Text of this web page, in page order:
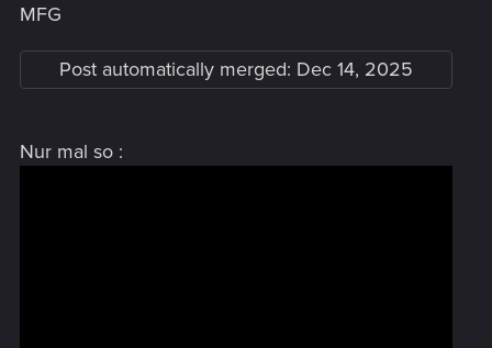
MFG
Post automatically merged: Dec 14, 2025
Nur mal so :